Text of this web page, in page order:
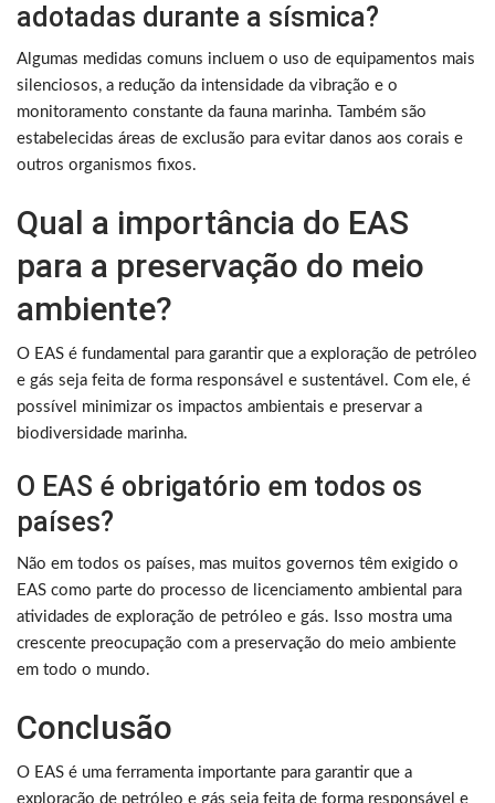
adotadas durante a sísmica?
Algumas medidas comuns incluem o uso de equipamentos mais
silenciosos, a redução da intensidade da vibração e o
monitoramento constante da fauna marinha. Também são
estabelecidas áreas de exclusão para evitar danos aos corais e
outros organismos fixos.
Qual a importância do EAS
para a preservação do meio
ambiente?
O EAS é fundamental para garantir que a exploração de petróleo
e gás seja feita de forma responsável e sustentável. Com ele, é
possível minimizar os impactos ambientais e preservar a
biodiversidade marinha.
O EAS é obrigatório em todos os
países?
Não em todos os países, mas muitos governos têm exigido o
EAS como parte do processo de licenciamento ambiental para
atividades de exploração de petróleo e gás. Isso mostra uma
crescente preocupação com a preservação do meio ambiente
em todo o mundo.
Conclusão
O EAS é uma ferramenta importante para garantir que a
exploração de petróleo e gás seja feita de forma responsável e